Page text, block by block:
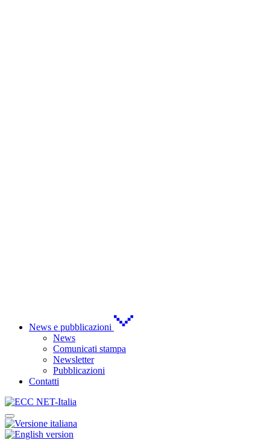
News e pubblicazioni
News
Comunicati stampa
Newsletter
Pubblicazioni
Contatti